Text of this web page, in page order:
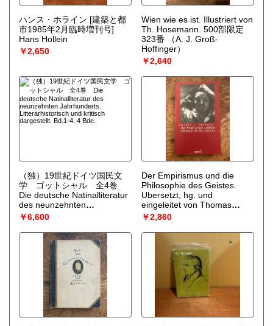
ハンス・ホライン [建築と都
市1985年2月臨時増刊号]
Hans Hollein
￥2,650
Wien wie es ist. Illustriert von
Th. Hosemann. 500部限定
323番
（A. J. Groß-
Hoffinger）
￥2,640
（独）19世紀ドイツ国民文
学 ゴットシャル 全4巻
Die deutsche Natinalliteratur
des neunzehnten
Jahrhunderts.
Litterarhistorisch und kritisch
dargestellt. Bd.1-4. 4 Bde.
（Rudolf von Gottschall）
￥6,600
Der Empirismus und die
Philosophie des Geistes.
Ubersetzt, hg. und
eingeleitet von Thomas
Blume. 2., unveranderte Aufl.
（Wilfrid Sellars）
￥2,860